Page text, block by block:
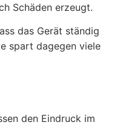
Schäden erzeugt.
das Gerät ständig
spart dagegen viele
den Eindruck im